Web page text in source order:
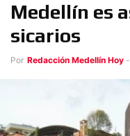
Medellín es
sicarios
Por Redacción Medellín Hoy -